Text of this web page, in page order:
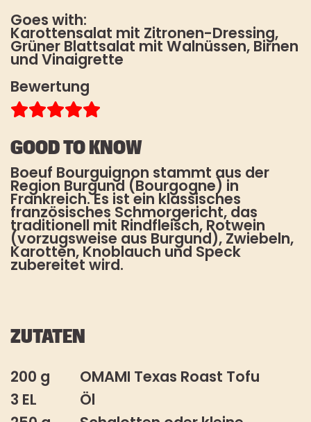
FAQ
STOREFINDER
Goes with:
Karottensalat mit Zitronen-Dressing,
Grüner Blattsalat mit Walnüssen, Birnen
und Vinaigrette
Bewertung
GOOD TO KNOW
Boeuf Bourguignon stammt aus der
Region Burgund (Bourgogne) in
Frankreich. Es ist ein klassisches
französisches Schmorgericht, das
traditionell mit Rindfleisch, Rotwein
(vorzugsweise aus Burgund), Zwiebeln,
Karotten, Knoblauch und Speck
zubereitet wird.
ZUTATEN
200 g
OMAMI Texas Roast Tofu
3 EL
Öl
Datenschutzbestimmungen
Abmeldung vom Newsletter ist
jederzeit möglich.
*Pflichtfeld